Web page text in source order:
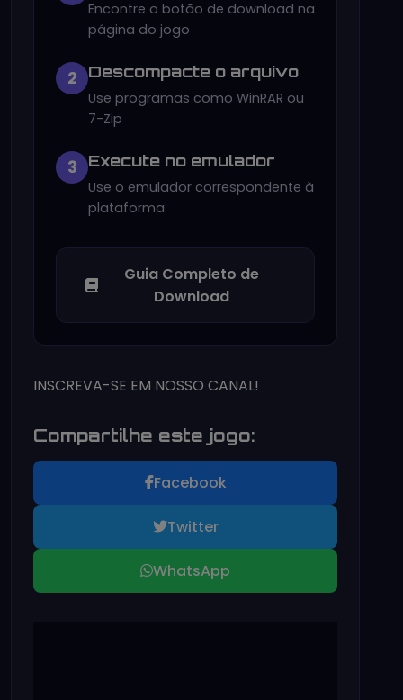
Encontre o botão de download na
página do jogo
2 Descompacte o arquivo
Use programas como WinRAR ou
7-Zip
3 Execute no emulador
Use o emulador correspondente à
plataforma
Guia Completo de
Download
INSCREVA-SE EM NOSSO CANAL!
Compartilhe este jogo:
Facebook
Twitter
WhatsApp